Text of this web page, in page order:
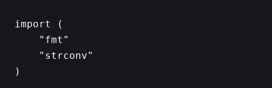
import (
    "fmt"
    "strconv"
)